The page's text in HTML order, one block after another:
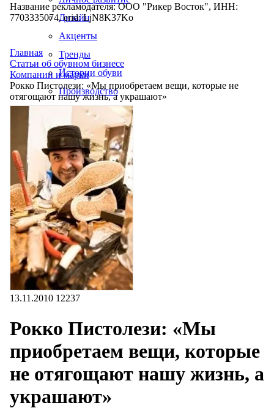
Дизайн
Акценты
Тренды
Истории обуви
Производство
Название рекламодателя: ООО "Рикер Восток", ИНН:
7703335074, erid: LjN8K37Ko
Главная
Статьи об обувном бизнесе
Компании и марки
Рокко Пистолези: «Мы приобретаем вещи, которые не
отягощают нашу жизнь, а украшают»
13.11.2010 12237
Рокко Пистолези: «Мы
приобретаем вещи, которые
не отягощают нашу жизнь, а
украшают»